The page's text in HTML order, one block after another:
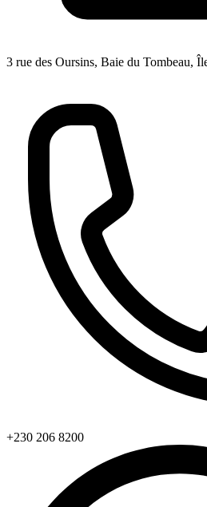
3 rue des Oursins, Baie du Tombeau,
+230 206 8200